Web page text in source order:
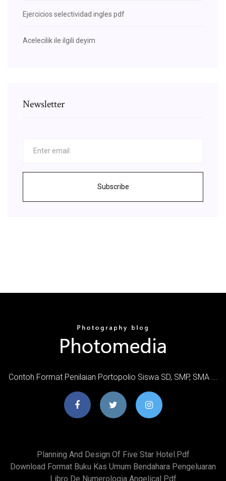
Ejercicios selectividad ingles pdf
Acelecilik ile ilgili deyim
Newsletter
Subscribe
Contoh Format Penilaian Portopolio Siswa SD, SMP, SMA ...
Planning And Design Of Five Star Hotel.pdf
Download Format Buku Kas Umum Bendahara Pengeluaran
Libro De Numerologia Angelical Pdf